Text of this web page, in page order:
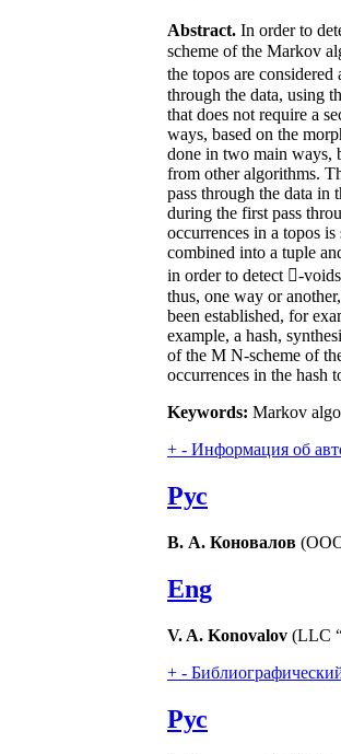
Abstract. In order to
scheme of the Markov
the topos are
through the data, using
that does not require a
ways, based on the
done in two main ways,
from other algorithms.
pass through the data in
during the first pass
occurrences in a topos
combined into a tuple
in order to detect -
thus, one way or
been established, for
example, a hash,
of the M N-scheme of
occurrences in the hash
Keywords: Markov
+ - Информация об
Рус
В. А. Коновалов (ООО
Eng
V. A. Konovalov (LLC
+ -
Рус